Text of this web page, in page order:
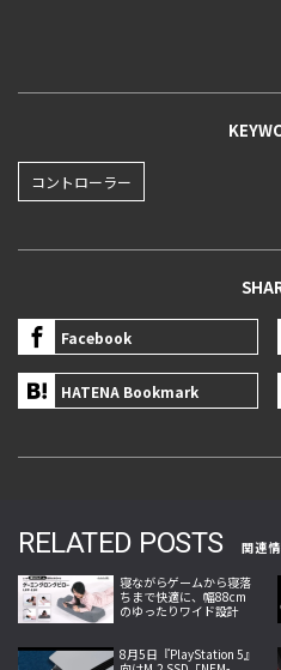
コントローラー
Facebook
HATENA Bookmark
RELATED POSTS
関連
寝ながらゲームから寝落
ちまで快適に、幅88cm
のゆったりワイド設計
8月5日『PlayStation 5』